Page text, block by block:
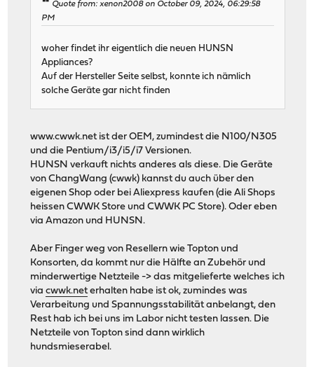
Quote from: xenon2008 on October 09, 2024, 06:29:58
PM
woher findet ihr eigentlich die neuen HUNSN
Appliances?
Auf der Hersteller Seite selbst, konnte ich nämlich
solche Geräte gar nicht finden
www.cwwk.net ist der OEM, zumindest die N100/N305
und die Pentium/i3/i5/i7 Versionen.
HUNSN verkauft nichts anderes als diese. Die Geräte
von ChangWang (cwwk) kannst du auch über den
eigenen Shop oder bei Aliexpress kaufen (die Ali Shops
heissen CWWK Store und CWWK PC Store). Oder eben
via Amazon und HUNSN.
Aber Finger weg von Resellern wie Topton und
Konsorten, da kommt nur die Hälfte an Zubehör und
minderwertige Netzteile -> das mitgelieferte welches ich
viacwwk.neterhalten habe ist ok, zumindes was
Verarbeitung und Spannungsstabilität anbelangt, den
Rest hab ich bei uns im Labor nicht testen lassen. Die
Netzteile von Topton sind dann wirklich
hundsmieserabel.